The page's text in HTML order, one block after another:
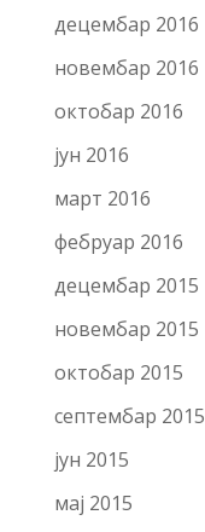
децембар 2016
новембар 2016
октобар 2016
јун 2016
март 2016
фебруар 2016
децембар 2015
новембар 2015
октобар 2015
септембар 2015
јун 2015
мај 2015